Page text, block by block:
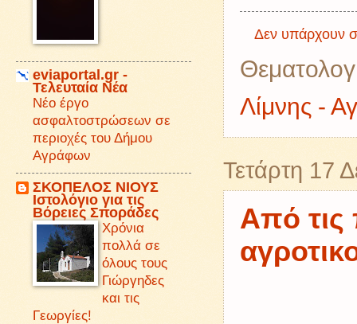
Δεν υπάρχουν
Λίμνης -
Τετάρτη 17
Από τις
eviaportal.gr -
Τελευταία Νέα
Νέο έργο
ασφαλτοστρώσεων σε
περιοχές του Δήμου
Αγράφων
ΣΚΟΠΕΛΟΣ ΝΙΟΥΣ
Iστολόγιο για τις
Βόρειες Σποράδες
Χρόνια
πολλά σε
όλους τους
Γιώργηδες
και τις
Γεωργίες!